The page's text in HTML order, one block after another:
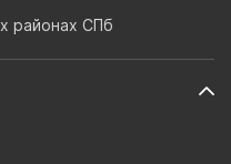
районах СПб